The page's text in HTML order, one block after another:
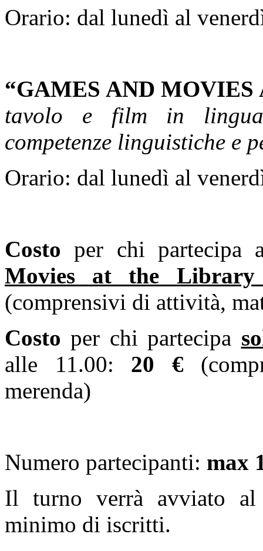
Orario: dal lunedì al
“GAMES AND
tavolo e film in
competenze linguistiche e
Orario: dal lunedì al
Costoper chi partecipa
Movies at the
(comprensivi di attività,
Costo per chi partecipa
alle 11.00: 20 €
merenda)
Numero partecipanti: max
Il turno verrà avviato al
minimo di iscritti.